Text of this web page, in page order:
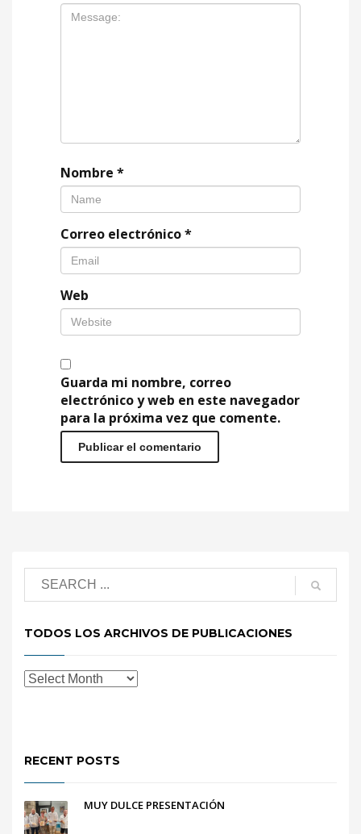
Nombre *
Correo electrónico*
Web
Guarda mi nombre, correo
electrónico y web en este navegador
para la próxima vez que comente.
TODOS LOS ARCHIVOS DE PUBLICACIONES
RECENT POSTS
MUY DULCE PRESENTACIÓN